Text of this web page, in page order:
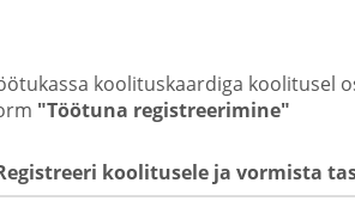
koolituskaardiga koolitusel
"Töötuna registreerimine"
koolitusele ja vormista